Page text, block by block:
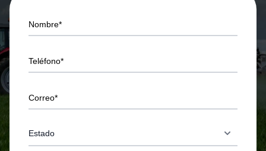
Nombre*
Teléfono*
Correo*